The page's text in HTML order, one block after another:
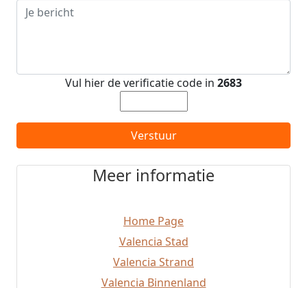
Alcossebre
Torres Torres
El Puig
El Campello
Catadau
Sueca
Bocairent
Albaida
Javea
Vul hier de verificatie code in 2683
Verstuur
Meer informatie
Home Page
Valencia Stad
Valencia Strand
Valencia Binnenland